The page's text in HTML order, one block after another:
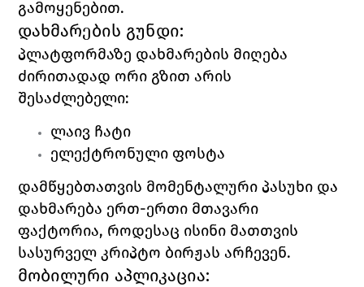
გამოყენებით.
დახმარების გუნდი:
პლატფორმაზე დახმარების მიღება
ძირითადად ორი გზით არის
შესაძლებელი:
ლაივ ჩატი
ელექტრონული ფოსტა
დამწყებთათვის მომენტალური პასუხი და
დახმარება ერთ-ერთი მთავარი
ფაქტორია, როდესაც ისინი მათთვის
სასურველ კრიპტო ბირჟას არჩევენ.
მობილური აპლიკაცია: